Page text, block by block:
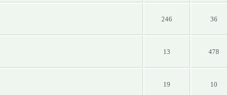
246 36
13 478
19 10